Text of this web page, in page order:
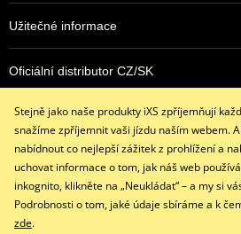
Vyjímatelné chrániče kyčlí
tkaninou
Reflexní potisky na přední i zadní
bezpečnosti
Dvě kapsy vpředu se zipem, dvě
Nastavení obvodu pasu
Konce nohavic rozepínatelné zipem
Užitečné informace
Oficiální distributor CZ/SK
Kontaktujte nás
info@ixs-
Po - Pá (8:00 -
Stejně jako naše produkty iXS zpříjemňují
snažíme zpříjemnit vaši jízdu naším webem.
nabídnout co nejlepší zážitek z prohlížení a
uchovat informace o tom, jak náš web
inkognito, klikněte na „Neukládat“ – a my si
Podrobnosti o tom, jaké údaje sbíráme a k
zde.